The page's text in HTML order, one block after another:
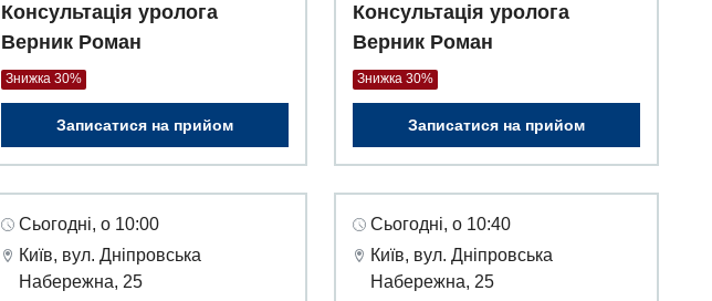
Консультація уролога
Верник Роман
Знижка 30%
Записатися на прийом
Консультація уролога
Верник Роман
Знижка 30%
Записатися на прийом
Сьогодні, о 10:00
Київ, вул. Дніпровська
Набережна, 25
Сьогодні, о 10:40
Київ, вул. Дніпровська
Набережна, 25